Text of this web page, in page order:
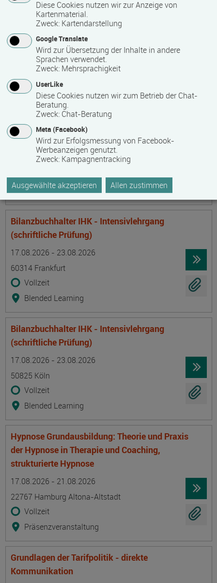
Ökonomische Grundkenntnisse:
Zusammenhänge verstehen - betrieblich aktiv
werden!
Termin
17.08.2026 - 21.08.2026
Ort
13595 Berlin
Zeitmuster
Vollzeit
Lehr- und Lernform
Präsenzveranstaltung
Keramik, Yoga und Mee(h)r
Termin
17.08.2026 - 21.08.2026
Ort
17509 Lubmin
Zeitmuster
Vollzeit
Lehr- und Lernform
Präsenzveranstaltung
Bilanzbuchhalter IHK - Intensivlehrgang
(schriftliche Prüfung)
17.08.2026 - 23.08.2026
60314 Frankfurt
Vollzeit
Blended Learning
Bilanzbuchhalter IHK - Intensivlehrgang
(schriftliche Prüfung)
17.08.2026 - 23.08.2026
50825 Köln
Vollzeit
Blended Learning
Hypnose Grundausbildung: Theorie und Praxis
der Hypnose in Therapie und Coaching,
strukturierte Hypnose
17.08.2026 - 21.08.2026
22767 Hamburg Altona-Altstadt
Vollzeit
Präsenzveranstaltung
Grundlagen der Tarifpolitik - direkte
Kommunikation
Diese Cookies nutzen wir zur Anzeige von
Kartenmaterial.
Zweck: Kartendarstellung
Google Translate
Wird zur Übersetzung der Inhalte in andere
Sprachen verwendet.
Zweck: Mehrsprachigkeit
UserLike
Diese Cookies nutzen wir zum Betrieb der Chat-
Beratung.
Zweck: Chat-Beratung
Meta (Facebook)
Wird zur Erfolgsmessung von Facebook-
Werbeanzeigen genutzt.
Zweck: Kampagnentracking
Ausgewählte akzeptieren Allen zustimmen